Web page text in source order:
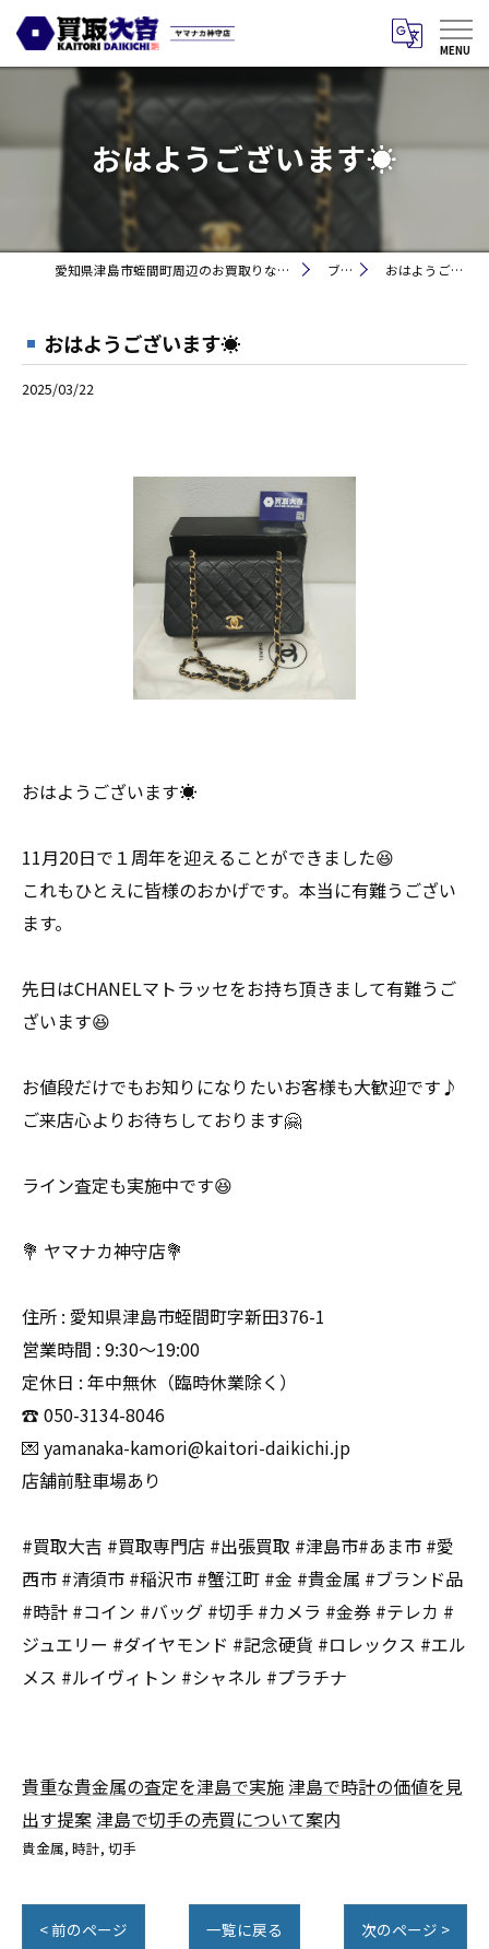
おはようございます☀
愛知県津島市蛭間町周辺のお買取りなら買取大吉 ヤマナカ神守店 ブログ おはようございます☀
おはようございます☀
2025/03/22
おはようございます☀
11月20日で１周年を迎えることができました😆
これもひとえに皆様のおかげです。本当に有難うござい
ます。
先日はCHANELマトラッセをお持ち頂きまして有難うご
ざいます😆
お値段だけでもお知りになりたいお客様も大歓迎です♪
ご来店心よりお待ちしております🤗
ライン査定も実施中です😆
💐 ヤマナカ神守店💐
住所 : 愛知県津島市蛭間町字新田376-1
営業時間 : 9:30〜19:00
定休日 : 年中無休（臨時休業除く）
☎️ 050-3134-8046
💌 yamanaka-kamori@kaitori-daikichi.jp
店舗前駐車場あり
#買取大吉 #買取専門店 #出張買取 #津島市#あま市 #愛
西市 #清須市 #稲沢市 #蟹江町 #金 #貴金属 #ブランド品
#時計 #コイン #バッグ #切手 #カメラ #金券 #テレカ #
ジュエリー #ダイヤモンド #記念硬貨 #ロレックス #エル
メス #ルイヴィトン #シャネル #プラチナ
貴重な貴金属の査定を津島で実施 津島で時計の価値を見
出す提案 津島で切手の売買について案内
貴金属 時計 切手
< 前のページ 一覧に戻る 次のページ >